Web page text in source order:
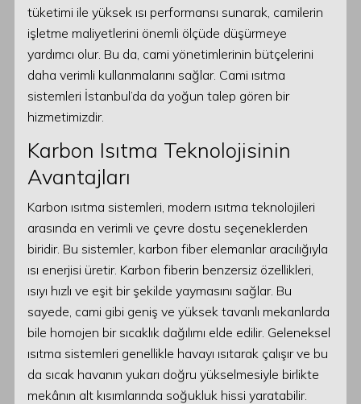
tüketimi ile yüksek ısı performansı sunarak, camilerin
işletme maliyetlerini önemli ölçüde düşürmeye
yardımcı olur. Bu da, cami yönetimlerinin bütçelerini
daha verimli kullanmalarını sağlar. Cami ısıtma
sistemleri İstanbul’da da yoğun talep gören bir
hizmetimizdir.
Karbon Isıtma Teknolojisinin
Avantajları
Karbon ısıtma sistemleri, modern ısıtma teknolojileri
arasında en verimli ve çevre dostu seçeneklerden
biridir. Bu sistemler, karbon fiber elemanlar aracılığıyla
ısı enerjisi üretir. Karbon fiberin benzersiz özellikleri,
ısıyı hızlı ve eşit bir şekilde yaymasını sağlar. Bu
sayede, cami gibi geniş ve yüksek tavanlı mekanlarda
bile homojen bir sıcaklık dağılımı elde edilir. Geleneksel
ısıtma sistemleri genellikle havayı ısıtarak çalışır ve bu
da sıcak havanın yukarı doğru yükselmesiyle birlikte
mekânın alt kısımlarında soğukluk hissi yaratabilir.